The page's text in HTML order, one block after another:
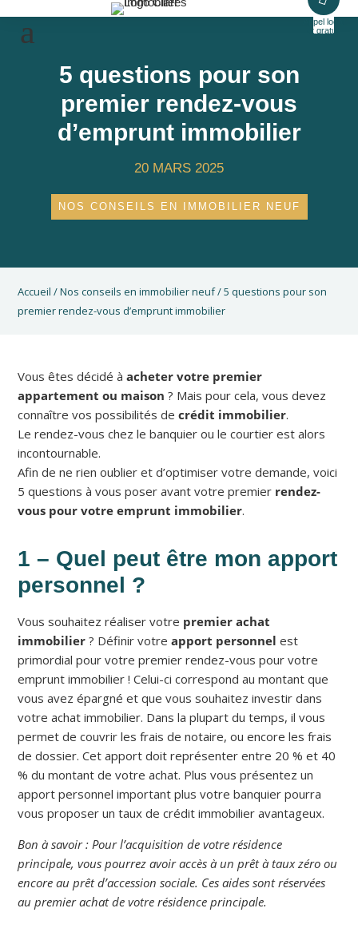
Appel local
et gratuit
5 questions pour son
premier rendez-vous
d’emprunt immobilier
20 MARS 2025
NOS CONSEILS EN IMMOBILIER NEUF
Accueil /Nos conseils en immobilier neuf/5 questions pour son
premier rendez-vous d’emprunt immobilier
Vous êtes décidé àacheter votre premier
appartement ou maison ? Mais pour cela, vous devez
connaître vos possibilités decrédit immobilier.
Le rendez-vous chez le banquier ou le courtier est alors
incontournable.
Afin de ne rien oublier et d’optimiser votre demande, voici
5 questions à vous poser avant votre premier rendez-
vous pour votre emprunt immobilier.
1 – Quel peut être mon apport
personnel ?
Vous souhaitez réaliser votre premier achat
immobilier ? Définir votreapport personnelest
primordial pour votre premier rendez-vous pour votre
emprunt immobilier ! Celui-ci correspond au montant que
vous avez épargné et que vous souhaitez investir dans
votre achat immobilier. Dans la plupart du temps, il vous
permet de couvrir les frais de notaire, ou encore les frais
de dossier. Cet apport doit représenter entre 20 % et 40
% du montant de votre achat. Plus vous présentez un
apport personnel important plus votre banquier pourra
vous proposer un taux de crédit immobilier avantageux.
Bon à savoir : Pour l’acquisition de votre résidence
principale, vous pourrez avoir accès à un prêt à taux zéro ou
encore au prêt d’accession sociale. Ces aides sont réservées
au premier achat de votre résidence principale.